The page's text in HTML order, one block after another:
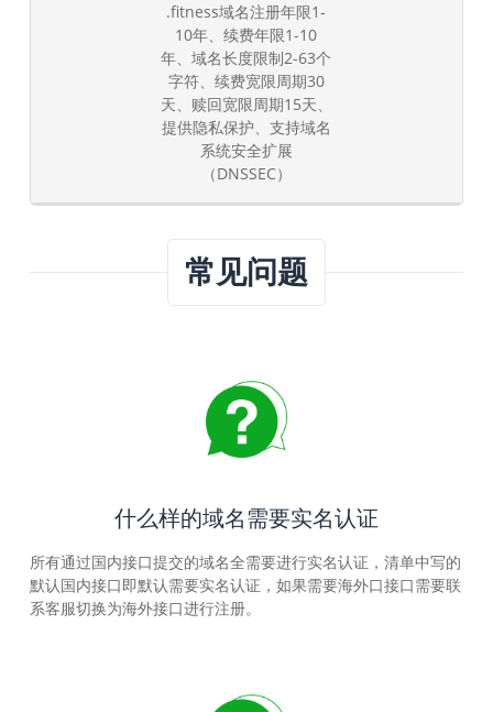
.fitness域名注册年限1-
10年、续费年限1-10
年、域名长度限制2-63个
字符、续费宽限周期30
天、赎回宽限周期15天、
提供隐私保护、支持域名
系统安全扩展
（DNSSEC）
常见问题
什么样的域名需要实名认证
所有通过国内接口提交的域名全需要进行实名认证，清单中写的
默认国内接口即默认需要实名认证，如果需要海外口接口需要联
系客服切换为海外接口进行注册。